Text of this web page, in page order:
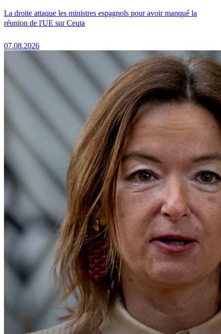
La droite attaque les ministres espagnols pour avoir manqué la
réunion de l'UE sur Ceuta
07.08.2026